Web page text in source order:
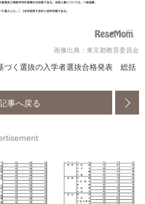
画像出典：東京都教育委員会
づく選抜の入学者選抜合格発表 総括
事へ戻る